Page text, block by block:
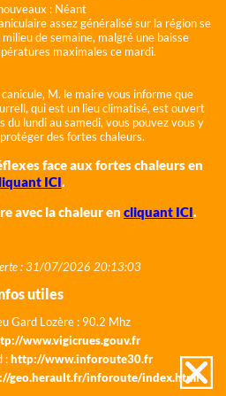
: Néant
assez généralisé sur la région se
de semaine, malgré une baisse
maximales ce mardi.
M. le maire vous informe que
qui est un lieu climatisé, est ouvert
lundi au samedi, vous pouvez vous y
des fortes chaleurs.
face aux fortes chaleurs en
ICI.
avec la chaleur en cliquant ICI.
: 31/07/2026 20:13:03
utiles
Gard Lozère : 90.2 Mhz
www.vigicrues.gouv.fr
:http://www.inforoute30.fr
geo.herault.fr/inforoute/index.html